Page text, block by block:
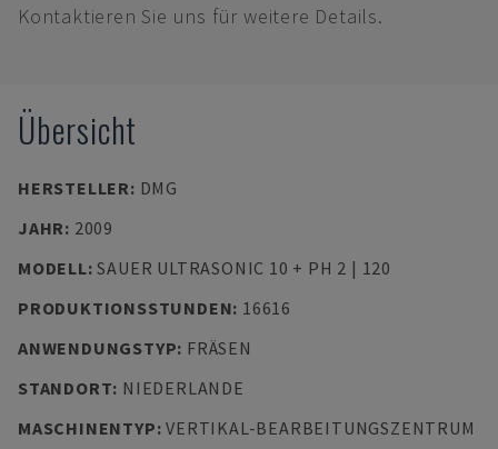
Kontaktieren Sie uns für weitere Details.
Übersicht
HERSTELLER: DMG
JAHR: 2009
MODELL:SAUER ULTRASONIC 10 + PH 2 | 120
PRODUKTIONSSTUNDEN: 16616
ANWENDUNGSTYP: FRÄSEN
STANDORT: NIEDERLANDE
MASCHINENTYP:VERTIKAL-BEARBEITUNGSZENTRUM